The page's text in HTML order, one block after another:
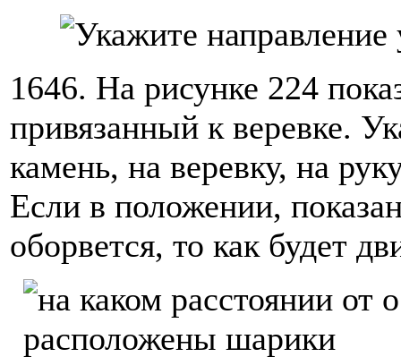
1646. На рисунке 224
привязанный к веревке.
камень, на веревку, на
Если в положении,
оборвется, то как будет